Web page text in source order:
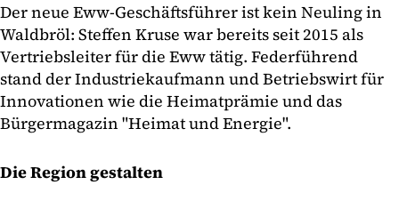
Der neue Eww-Geschäftsführer ist kein Neuling in
Waldbröl: Steffen Kruse war bereits seit 2015 als
Vertriebsleiter für die Eww tätig. Federführend
stand der Industriekaufmann und Betriebswirt für
Innovationen wie die Heimatprämie und das
Bürgermagazin "Heimat und Energie".
Die Region gestalten